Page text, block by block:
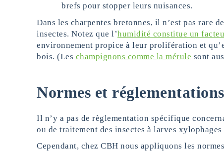
brefs pour stopper leurs nuisances.
Dans les charpentes bretonnes, il n’est pas rare
insectes. Notez que l’humidité constitue un
environnement propice à leur prolifération et
bois. (Les champignons comme la mérule sont
Normes et
Il n’y a pas de règlementation spécifique
ou de traitement des insectes à larves
Cependant, chez CBH nous appliquons les